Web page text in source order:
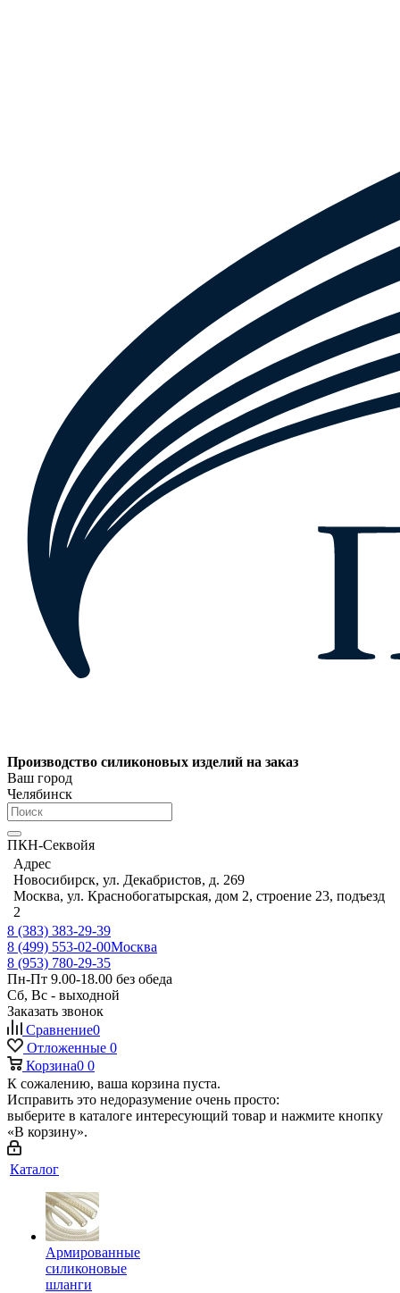
Производство силиконовых изделий на заказ
Ваш город
Челябинск
ПКН-Секвойя
Адрес
Новосибирск, ул. Декабристов, д. 269
Москва, ул. Краснобогатырская, дом 2, строение 23, подъезд
2
8 (383) 383-29-39
8 (499) 553-02-00Москва
8 (953) 780-29-35
Пн-Пт 9.00-18.00 без обеда
Сб, Вс - выходной
Заказать звонок
Сравнение0
Отложенные 0
Корзина0 0
К сожалению, ваша корзина пуста.
Исправить это недоразумение очень просто:
выберите в каталоге интересующий товар и нажмите кнопку
«В корзину».
Каталог
Армированные
силиконовые
шланги